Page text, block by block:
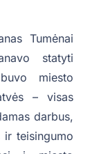
Tumėnai
statyti
miesto
– visas
darbus,
ir teisingumo